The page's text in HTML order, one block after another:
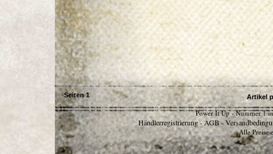
Seiten 1 Artikel
Power It Up - Nummer 1
Händlerregistrierung - AGB -
Alle Preise